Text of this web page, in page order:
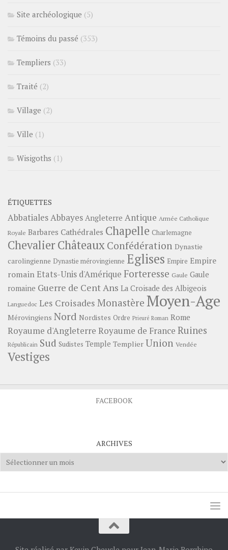
Site archéologique (5)
Témoins du passé (353)
Templiers (33)
Traité (2)
Village (2)
Ville (1)
Wisigoths (1)
ÉTIQUETTES
Abbatiales Abbayes Angleterre Antique Armée Catholique
Royale Barbares Cathédrales Chapelle Charlemagne
ChevalierChâteauxConfédération Dynastie
carolingienne Dynastie mérovingienne Eglises Empire Empire
romainEtats-Unis d'Amérique Forteresse Gaule Gaule
romaine Guerre de Cent Ans La Croisade des Albigeois
Languedoc Les Croisades Monastère Moyen-Age
Mérovingiens Nord Nordistes Ordre Prieuré Roman Rome
Royaume d'Angleterre Royaume de France Ruines
Républicain Sud Sudistes Temple Templier Union Vendée
Vestiges
FACEBOOK
ARCHIVES
Archives